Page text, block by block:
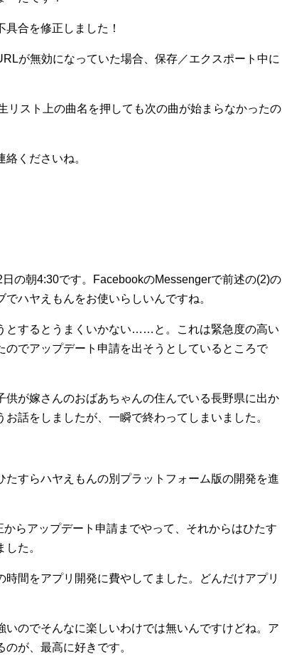
合を修正しました！
が無効になっていた場合、保存／エクスポート中に
リスト上の曲名を押しても次の曲が始まらなかったの
くださいね。
の朝4:30です。FacebookのMessengerで前述の(2)の
ハヤえもんをお使いらしいんですね。
とするとうまくいかない……と。これは緊急度の高い
でアップデート申請を出そうとしているところで
が嫁さんのおばあちゃんの住んでいる長野県に出か
話をしましたが、一瞬で終わってしまいました。
すらハヤえもんの別プラットフォーム版の開発を進
らアップデート申請までやって、それからはひたす
た。
間をアプリ開発に費やしてました。どんだけアプリ
のでそんなに楽しいわけでは無いんですけどね。ア
が、最高に好きです。